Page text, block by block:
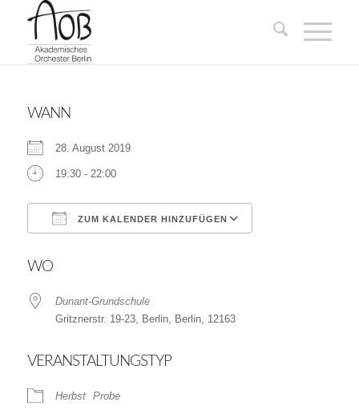
WANN
28. August 2019
19:30 - 22:00
ZUM KALENDER HINZUFÜGEN
WO
Dunant-Grundschule
Gritznerstr. 19-23, Berlin, Berlin, 12163
VERANSTALTUNGSTYP
Herbst Probe